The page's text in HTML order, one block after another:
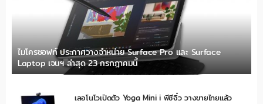
ไมโครซอฟท์ ประกาศวางจำหน่าย Surface Pro และ Surface
Laptop เจนฯ ล่าสุด 23 กรกฎาคมนี้
เลอโนโวเปิดตัว Yoga Mini i พีซีจิ๋ว วางขายไทยแล้ว